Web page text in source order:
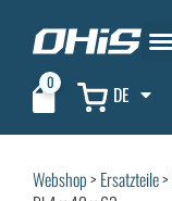
0 DE
Webshop> Ersatzteile>